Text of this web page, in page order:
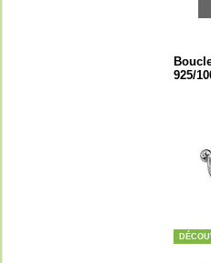
925/